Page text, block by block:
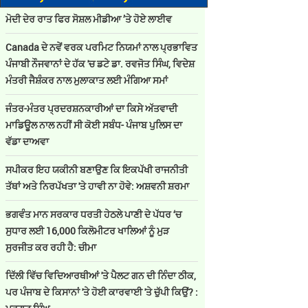
ਮੋਦੀ ਦੇਰ ਰਾਤ ਫਿਰ ਸੋਸ਼ਲ ਮੀਡੀਆ ’ਤੇ ਹੋਏ ਲਾਈਵ
Canada ਦੇ ਨਵੇਂ ਵਰਕ ਪਰਮਿਟ ਨਿਯਮਾਂ ਨਾਲ ਪ੍ਰਭਾਵਿਤ
ਪੰਜਾਬੀ ਨੌਜਵਾਨਾਂ ਦੇ ਹੱਕ 'ਚ ਡਟੇ ਡਾ. ਰਵਜੋਤ ਸਿੰਘ, ਵਿਦੇਸ਼
ਮੰਤਰੀ ਜੈਸ਼ੰਕਰ ਨਾਲ ਮੁਲਾਕਾਤ ਲਈ ਮੰਗਿਆ ਸਮਾਂ
ਜੰਤਰ-ਮੰਤਰ ਪ੍ਰਦਰਸ਼ਨਕਾਰੀਆਂ ਦਾ ਕਿਸੇ ਅੱਤਵਾਦੀ
ਮਾਡਿਊਲ ਨਾਲ ਨਹੀਂ ਸੀ ਕੋਈ ਸਬੰਧ- ਪੰਜਾਬ ਪੁਲਿਸ ਦਾ
ਵੱਡਾ ਦਾਅਵਾ
ਸਪੀਕਰ ਇਹ ਯਕੀਨੀ ਬਣਾਉਣ ਕਿ ਇਕਪੱਖੀ ਰਾਜਨੀਤੀ
ਤੱਥਾਂ ਅਤੇ ਨਿਰਪੱਖਤਾ 'ਤੇ ਹਾਵੀ ਨਾ ਹੋਵੇ: ਅਸ਼ਵਨੀ ਸ਼ਰਮਾ
ਭਗਵੰਤ ਮਾਨ ਸਰਕਾਰ ਧਰਤੀ ਹੇਠਲੇ ਪਾਣੀ ਦੇ ਪੱਧਰ ‘ਚ
ਸੁਧਾਰ ਲਈ 16,000 ਕਿਲੋਮੀਟਰ ਖਾਲਿਆਂ ਨੂੰ ਮੁੜ
ਸੁਰਜੀਤ ਕਰ ਰਹੀ ਹੈ: ਚੀਮਾ
ਦਿੱਲੀ ਵਿੱਚ ਵਿਦਿਆਰਥੀਆਂ 'ਤੇ ਪੈਲਟ ਗਨ ਦੀ ਨਿੰਦਾ ਠੀਕ,
ਪਰ ਪੰਜਾਬ ਦੇ ਕਿਸਾਨਾਂ 'ਤੇ ਹੋਈ ਕਾਰਵਾਈ 'ਤੇ ਚੁੱਪੀ ਕਿਉਂ? :